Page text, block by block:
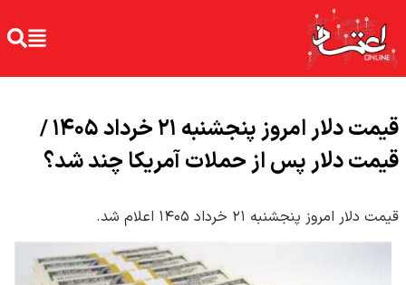
قیمت دلار امروز پنجشنبه ۲۱ خرداد ۱۴۰۵ /
قیمت دلار پس از حملات آمریکا چند شد؟
قیمت دلار امروز پنجشنبه ۲۱ خرداد ۱۴۰۵ اعلام شد.